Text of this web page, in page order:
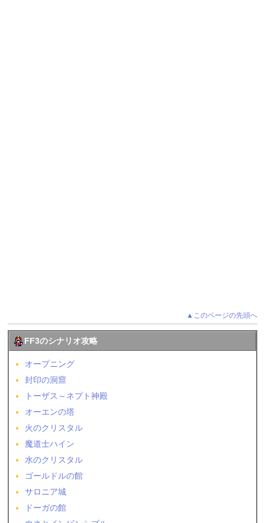
▲このページの先頭へ
FF3のシナリオ攻略
オープニング
封印の洞窟
トーザス～ネプト神殿
オーエンの塔
火のクリスタル
魔道士ハイン
水のクリスタル
ゴールドルの館
サロニア城
ドーガの館